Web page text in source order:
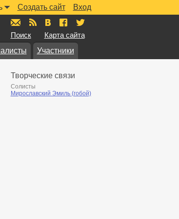
Вход
Создать сайт
Поиск Карта сайта
Участники
Творческие связи
Солисты
Мирославский Эмиль (гобой)